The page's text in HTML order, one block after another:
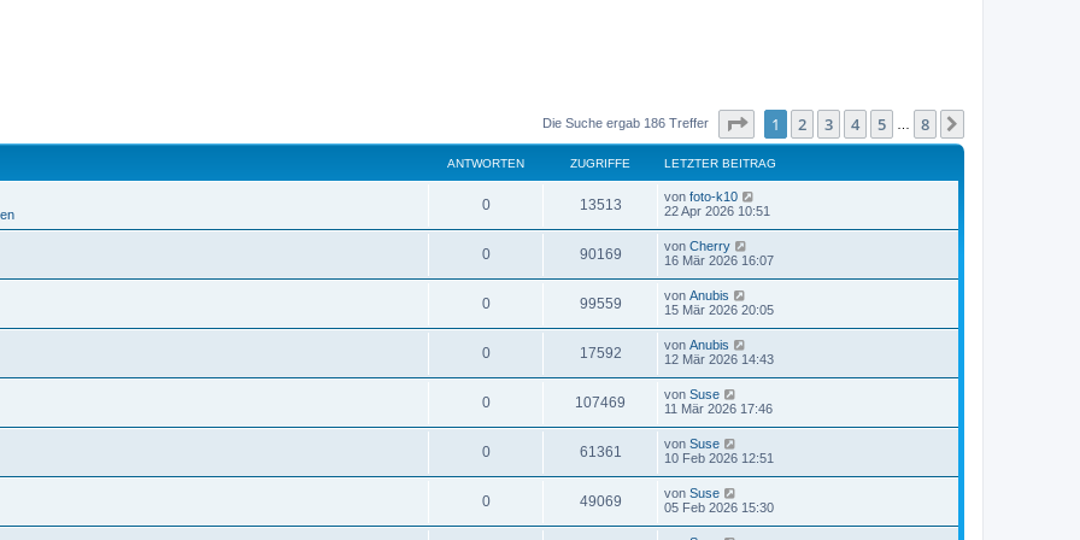
Die Suche ergab 186 Treffer Seite von8
1 2 3 4 5 8
ANTWORTEN ZUGRIFFE LETZTER BEITRAG
0 13513 von foto-k10
22 Apr 2026 10:51
0 90169 von Cherry
16 Mär 2026 16:07
0 99559 von Anubis
15 Mär 2026 20:05
0 17592 von Anubis
12 Mär 2026 14:43
0 107469 von Suse
11 Mär 2026 17:46
0 61361 von Suse
10 Feb 2026 12:51
0 49069 von Suse
05 Feb 2026 15:30